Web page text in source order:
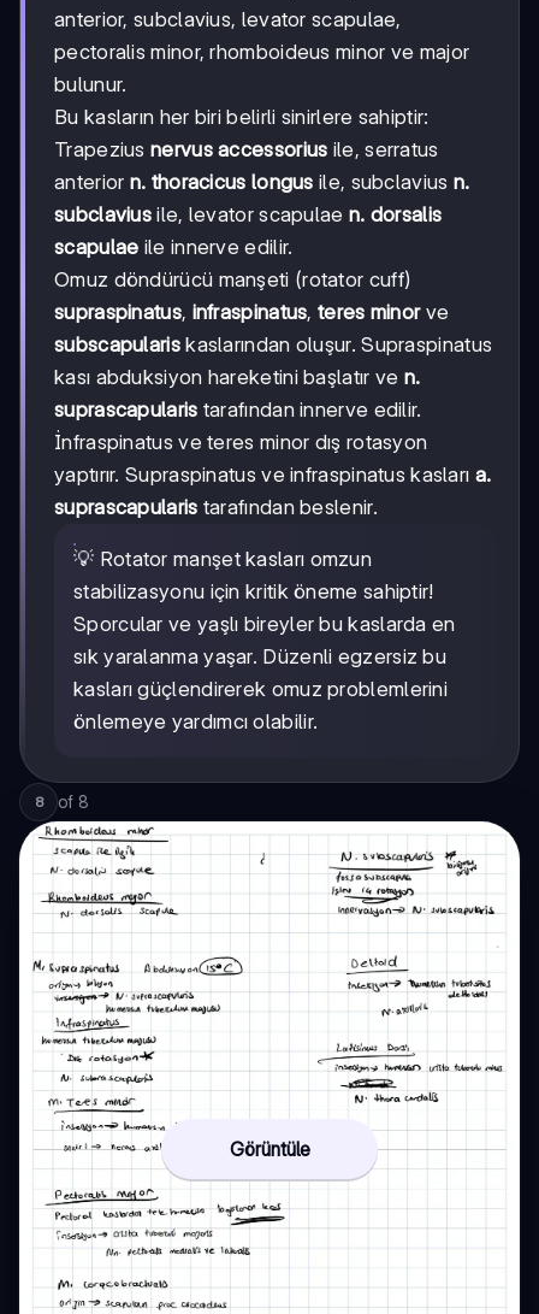
anterior, subclavius, levator scapulae,
pectoralis minor, rhomboideus minor ve major
bulunur.
Bu kasların her biri belirli sinirlere sahiptir:
Trapeziusnervus accessorius ile, serratus
anterior n. thoracicus longus ile, subclavius n.
subclavius ile, levator scapulae n. dorsalis
scapulae ile innerve edilir.
Omuz döndürücü manşeti (rotator cuff)
supraspinatus, infraspinatus,teres minorve
subscapulariskaslarından oluşur. Supraspinatus
kası abduksiyon hareketini başlatır ve n.
suprascapularis tarafından innerve edilir.
İnfraspinatus ve teres minor dış rotasyon
yaptırır. Supraspinatus ve infraspinatus kasları a.
suprascapularis tarafından beslenir.
💡 Rotator manşet kasları omzun
stabilizasyonu için kritik öneme sahiptir!
Sporcular ve yaşlı bireyler bu kaslarda en
sık yaralanma yaşar. Düzenli egzersiz bu
kasları güçlendirerek omuz problemlerini
önlemeye yardımcı olabilir.
8 of 8
Görüntüle